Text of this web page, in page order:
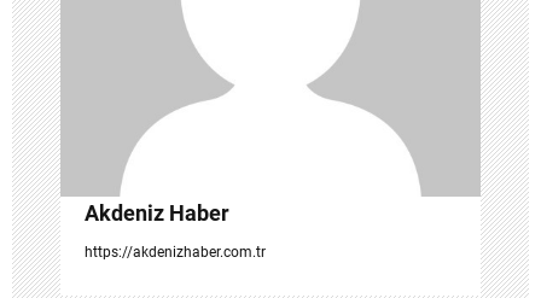
e
s
i
Akdeniz Haber
https://akdenizhaber.com.tr